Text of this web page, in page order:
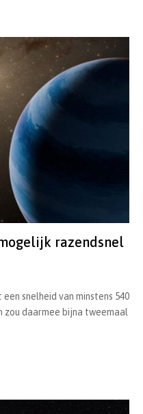
razendsnel
snelheid van minstens 540
zou daarmee bijna tweemaal